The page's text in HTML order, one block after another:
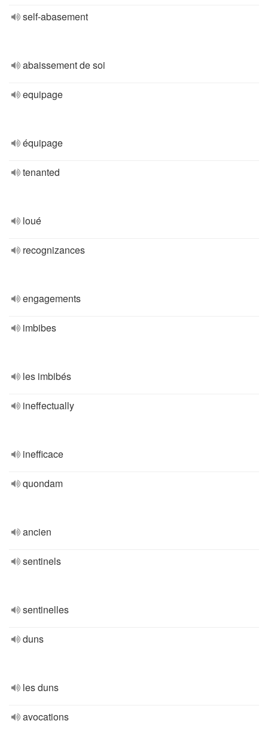
self-abasement
abaissement de soi
equipage
équipage
tenanted
loué
recognizances
engagements
imbibes
les imbibés
ineffectually
inefficace
quondam
ancien
sentinels
sentinelles
duns
les duns
avocations